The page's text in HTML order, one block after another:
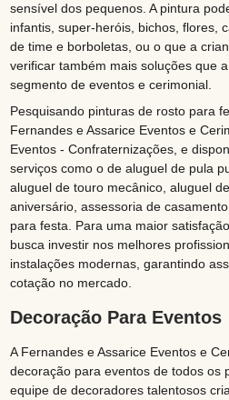
sensível dos pequenos. A pintura
infantis, super-heróis, bichos, flores,
de time e borboletas, ou o que a
verificar também mais soluções que
segmento de eventos e cerimonial.
Pesquisando pinturas de rosto para
Fernandes e Assarice Eventos e
Eventos - Confraternizações, e
serviços como o de aluguel de pula
aluguel de touro mecânico, aluguel
aniversário, assessoria de
para festa. Para uma maior
busca investir nos melhores
instalações modernas, garantindo
cotação no mercado.
Decoração Para Eventos
A Fernandes e Assarice Eventos e
decoração para eventos de todos os
equipe de decoradores talentosos